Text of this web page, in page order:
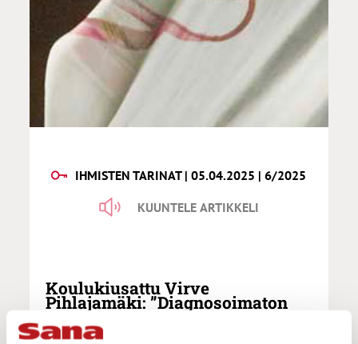
IHMISTEN TARINAT | 05.04.2025 | 6/2025
KUUNTELE ARTIKKELI
Koulukiusattu Virve
Pihlajamäki: ”Diagnosoimaton
lukihäiriö aiheutti vaikeuksia
koulussa”